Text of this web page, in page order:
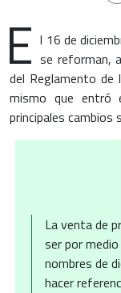
E l 16 de
se reforman,
del Reglamento de
mismo que
principales cambios
La venta de
ser por
nombres de
hacer